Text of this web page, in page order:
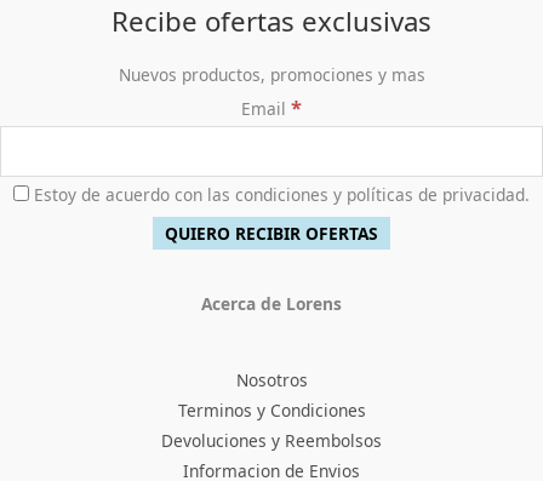
Recibe ofertas exclusivas
Nuevos productos, promociones y mas
Email *
Estoy de acuerdo con las condiciones y políticas de privacidad.
Acerca de Lorens
Nosotros
Terminos y Condiciones
Devoluciones y Reembolsos
Informacion de Envios